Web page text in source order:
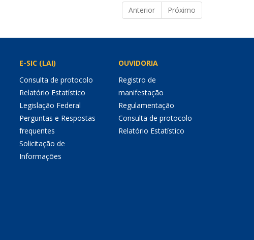
Anterior Próximo
E-SIC (LAI)
Consulta de protocolo
Relatório Estatístico
Legislação Federal
Perguntas e Respostas
frequentes
Solicitação de
Informações
OUVIDORIA
Registro de
manifestação
Regulamentação
Consulta de protocolo
Relatório Estatístico